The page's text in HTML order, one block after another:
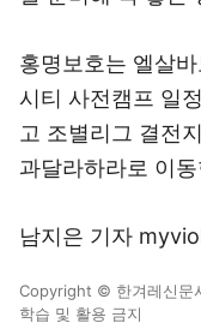
홍명보호는 엘살
시티 사전캠프 일
고 조별리그 결전
과달라하라로 이
남지은 기자
Copyright © 한겨레신문
학습 및 활용 금지